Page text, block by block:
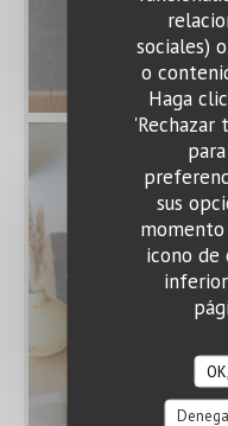
sociales)
o
Haga
'Rechazar
sus
icono
©